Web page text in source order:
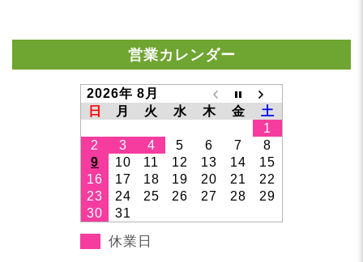
営業カレンダー
2026年 8月
日
月 火 水 木 金
土
1
2
3 4 5 6 7
8
9
10 11 12 13 14
15
16
17 18 19 20 21
22
23
24 25 26 27 28
29
30
31
休業日